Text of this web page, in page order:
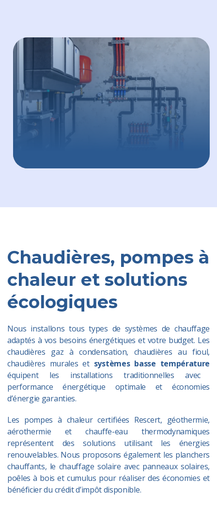
Chaudières, pompes à
chaleur et solutions
écologiques
Nous installons tous types de systèmes de chauffage
adaptés à vos besoins énergétiques et votre budget. Les
chaudières gaz à condensation, chaudières au fioul,
chaudières murales et systèmes basse température
équipent les installations traditionnelles avec
performance énergétique optimale et économies
d’énergie garanties.
Les pompes à chaleur certifiées Rescert, géothermie,
aérothermie et chauffe-eau thermodynamiques
représentent des solutions utilisant les énergies
renouvelables. Nous proposons également les planchers
chauffants, le chauffage solaire avec panneaux solaires,
poêles à bois et cumulus pour réaliser des économies et
bénéficier du crédit d’impôt disponible.